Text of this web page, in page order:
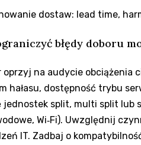
dostaw: lead time,
błędy doboru
oprzyj na audycie obciążenia
hałasu, dostępność trybu
jednostek split, multi split lub
Wi‑Fi). Uwzględnij
IT. Zadbaj o